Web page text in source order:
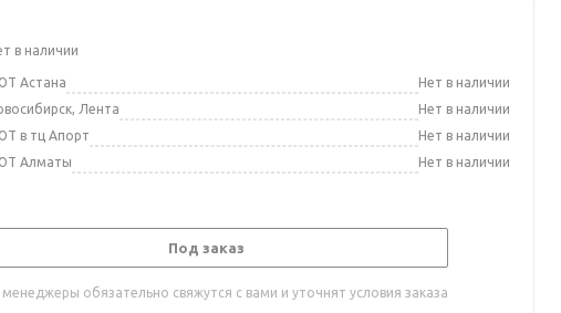
в наличии
Астана
Нет в наличии
Лента
Нет в наличии
в тц Апорт
Нет в наличии
Алматы
Нет в наличии
Под заказ
обязательно свяжутся с вами и уточнят условия заказа